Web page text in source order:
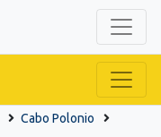
Cabo Polonio